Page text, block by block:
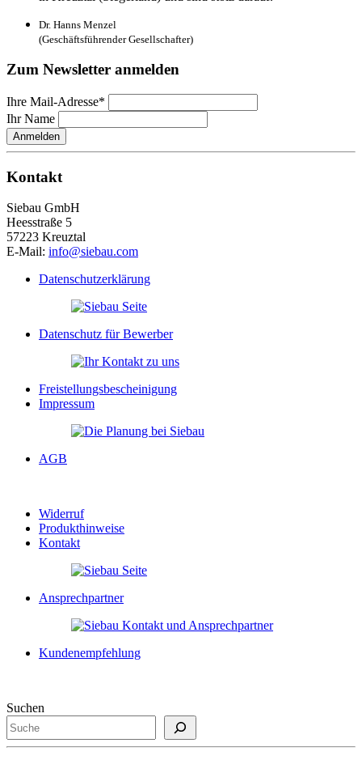
Dr. Hanns Menzel
(Geschäftsführender Gesellschafter)
Zum Newsletter anmelden
Ihre Mail-Adresse*
Ihr Name
Anmelden
Kontakt
Siebau GmbH
Heesstraße 5
57223 Kreuztal
E-Mail: info@siebau.com
Datenschutzerklärung
Datenschutz für Bewerber
Freistellungsbescheinigung
Impressum
AGB
Widerruf
Produkthinweise
Kontakt
Ansprechpartner
Kundenempfehlung
Suchen